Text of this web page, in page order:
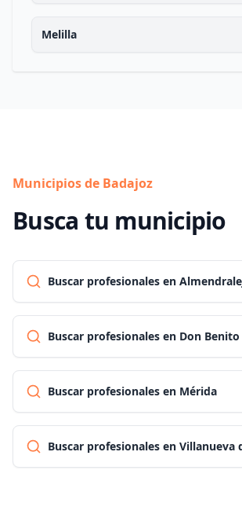
Melilla
Municipios de Badajoz
Busca tu municipio
Buscar profesionales en
Buscar profesionales en Don Benito
Buscar profesionales en Mérida
Buscar profesionales en Villanueva